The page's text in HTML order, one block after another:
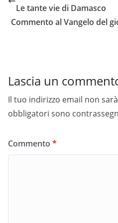
Le tante vie di Damasco
Commento al Vangelo del
Lascia un
Il tuo indirizzo email non
obbligatori sono
Commento *